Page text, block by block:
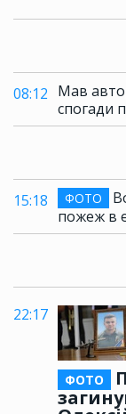
08:12 Мав
спогади
15:18 ФОТО
пожеж в
22:17
ФОТО